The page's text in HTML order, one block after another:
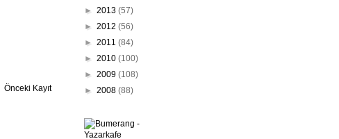
Önceki Kayıt
► 2013 (57)
► 2012 (56)
► 2011 (84)
► 2010 (100)
► 2009 (108)
► 2008 (88)